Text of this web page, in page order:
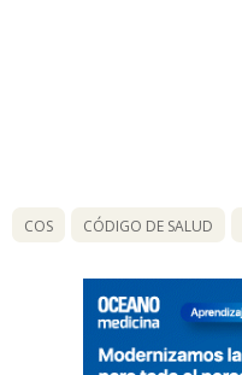
COS CÓDIGO DE SALUD